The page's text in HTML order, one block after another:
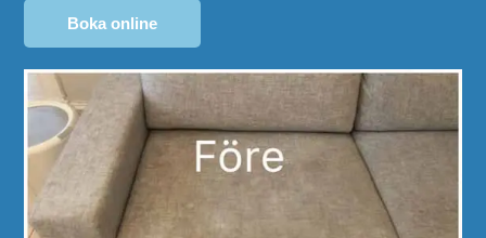
Boka online